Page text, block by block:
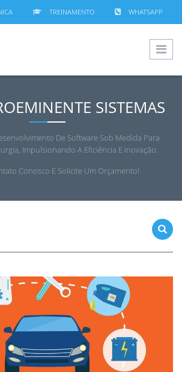
TREINAMENTO WHATSAPP
SISTEMAS
De Software Sob Medida Para
Impulsionando A Eficiência E Inovação.
Conosco E Solicite Um Orçamento!